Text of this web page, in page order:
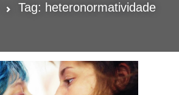
Tag: heteronormatividade